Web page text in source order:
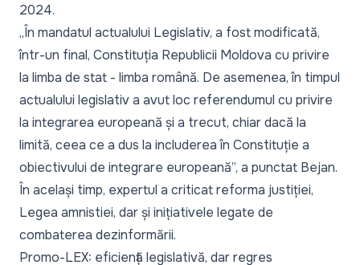
2024.
„În mandatul actualului Legislativ, a fost modificată,
într-un final, Constituția Republicii Moldova cu privire
la limba de stat - limba română. De asemenea, în timpul
actualului legislativ a avut loc referendumul cu privire
la integrarea europeană și a trecut, chiar dacă la
limită, ceea ce a dus la includerea în Constituție a
obiectivului de integrare europeană”, a punctat Bejan.
În același timp, expertul a criticat reforma justiției,
Legea amnistiei, dar și inițiativele legate de
combaterea dezinformării.
Promo-LEX: eficiență legislativă, dar regres